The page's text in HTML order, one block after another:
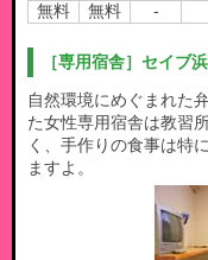
無料 無料 -
［専用宿舎］セイブ
自然環境にめぐまれた
た女性専用宿舎は教習
く、手作りの食事は特
ますよ。